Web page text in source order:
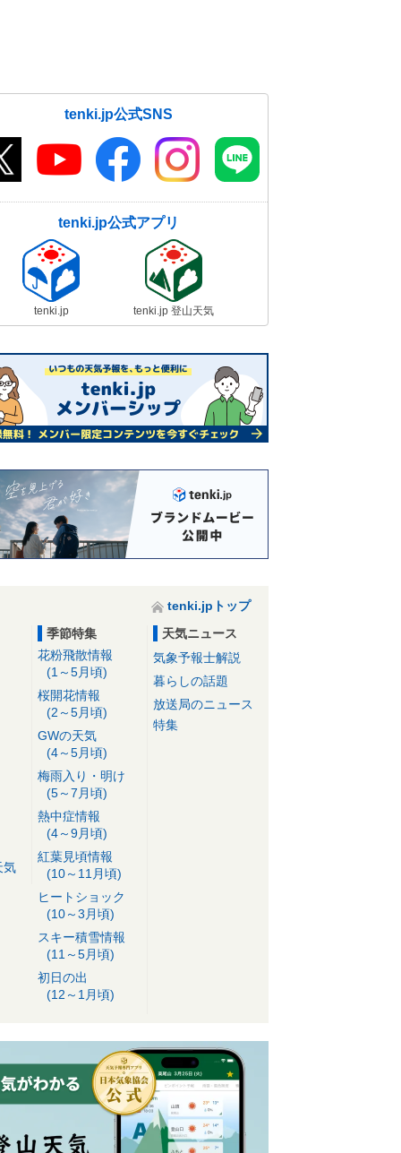
tenki.jp公式SNS
tenki.jp公式アプリ
tenki.jp tenki.jp 登山天気
tenki.jpトップ
気
季節特集
花粉飛散情報
(1～5月頃)
桜開花情報
(2～5月頃)
GWの天気
(4～5月頃)
梅雨入り・明け
(5～7月頃)
熱中症情報
(4～9月頃)
紅葉見頃情報
(10～11月頃)
ヒートショック
(10～3月頃)
スキー積雪情報
(11～5月頃)
初日の出
(12～1月頃)
天気ニュース
気象予報士解説
暮らしの話題
放送局のニュース
特集